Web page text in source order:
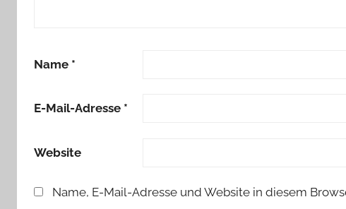
Name *
E-Mail-Adresse *
Website
Name, E-Mail-Adresse und Website in diesem